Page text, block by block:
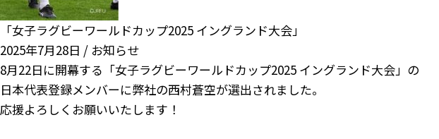
「女子ラグビーワールドカップ2025 イングランド大会」
2025年7月28日 / お知らせ
8月22日に開幕する「女子ラグビーワールドカップ2025 イングランド大会」の
日本代表登録メンバーに弊社の西村蒼空が選出されました。
応援よろしくお願いいたします！